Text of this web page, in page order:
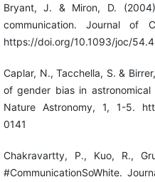
Bryant, J. & Miron, D.
communication. Journal of
https://doi.org/10.1093/joc/
Caplar, N., Tacchella, S. &
of gender bias in
Nature Astronomy, 1, 1-5.
0141
Chakravartty, P., Kuo, R.,
#CommunicationSoWhite.